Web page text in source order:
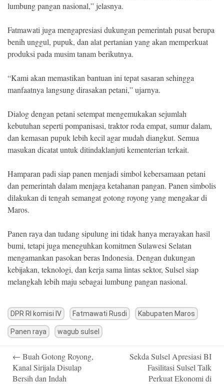
lumbung pangan nasional,” jelasnya.
Fatmawati juga mengapresiasi dukungan pemerintah pusat berupa
benih unggul, pupuk, dan alat pertanian yang akan memperkuat
produksi pada musim tanam berikutnya.
“Kami akan memastikan bantuan ini tepat sasaran sehingga
manfaatnya langsung dirasakan petani,” ujarnya.
Dialog dengan petani setempat mengemukakan sejumlah
kebutuhan seperti pompanisasi, traktor roda empat, sumur dalam,
dan kemasan pupuk lebih kecil agar mudah diangkut. Semua
masukan dicatat untuk ditindaklanjuti kementerian terkait.
Hamparan padi siap panen menjadi simbol kebersamaan petani
dan pemerintah dalam menjaga ketahanan pangan. Panen simbolis
dilakukan di tengah semangat gotong royong yang mengakar di
Maros.
Panen raya dan tudang sipulung ini tidak hanya merayakan hasil
bumi, tetapi juga meneguhkan komitmen Sulawesi Selatan
mengamankan pasokan beras Indonesia. Dengan dukungan
kebijakan, teknologi, dan kerja sama lintas sektor, Sulsel siap
melangkah lebih maju sebagai lumbung pangan nasional.
DPR RI komisi IV Fatmawati Rusdi Kabupaten Maros
Panen raya wagub sulsel
navigation
← Buah Gotong Royong,
Kanal Sirijala Disulap
Bersih dan Indah
Sekda Sulsel Apresiasi BI
Fasilitasi Sulsel Talk
Perkuat Ekonomi di